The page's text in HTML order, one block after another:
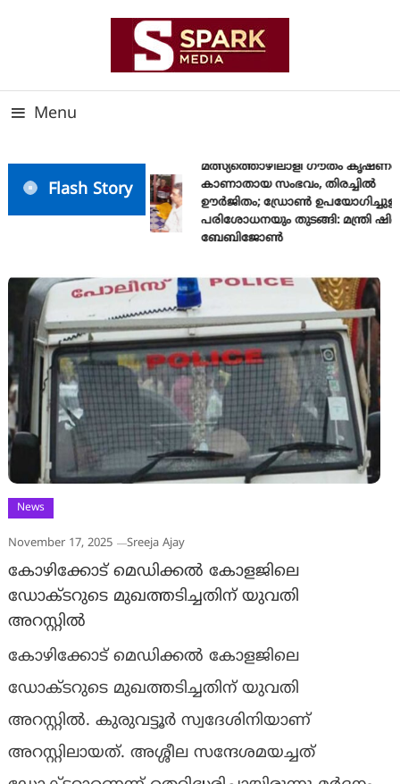
Menu
Flash Story
മത്സ്യത്തൊഴിലാളി ഗൗതം
കാണാതായ സംഭവം, തിരച്ചിൽ
ഊർജിതം; ഡ്രോണ്‍
പരിശോധനയും തുടങ്ങി: മന്ത്രി
ബേബിജോണ്‍
News
November 17, 2025 Sreeja Ajay
കോഴിക്കോട് മെഡിക്കൽ കോളജിലെ
ഡോക്ടറുടെ മുഖത്തടിച്ചതിന് യുവതി
അറസ്റ്റിൽ
കോഴിക്കോട് മെഡിക്കൽ കോളജിലെ
ഡോക്ടറുടെ മുഖത്തടിച്ചതിന് യുവതി
അറസ്റ്റിൽ. കുരുവട്ടൂർ സ്വദേശിനിയാണ്
അറസ്റ്റിലായത്. അശ്ശീല സന്ദേശമയച്ചത്